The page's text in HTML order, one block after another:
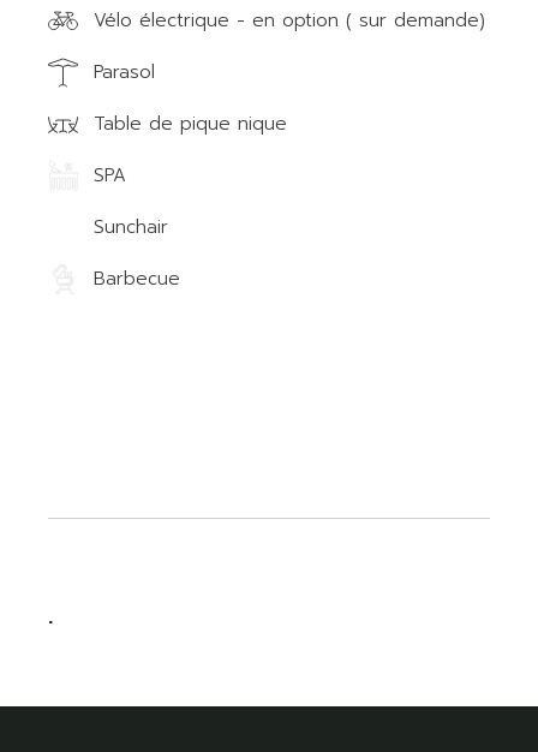
Vélo électrique - en option ( sur demande)
Parasol
Table de pique nique
SPA
Sunchair
Barbecue
.